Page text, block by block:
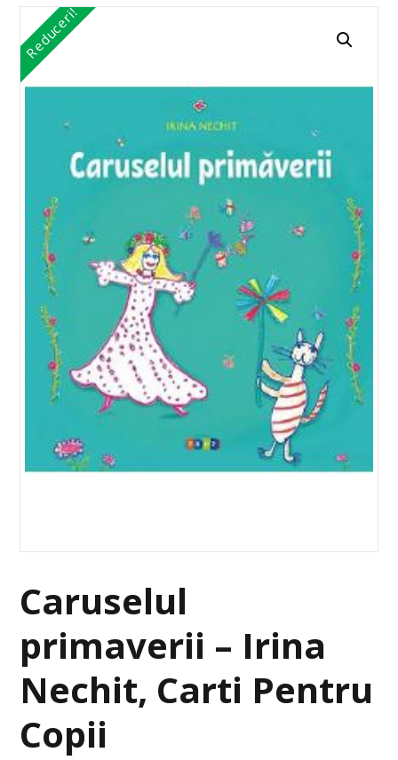
Reduceri!
Caruselul
primaverii – Irina
Nechit, Carti Pentru
Copii